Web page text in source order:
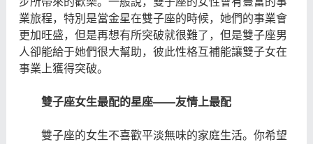
業旅程，特別是當金星在雙子座的時候，她們的事業會
更加旺盛，但是再想有所突破就很難了，但是雙子座男
人卻能給于她們很大幫助，彼此性格互補能讓雙子女在
事業上獲得突破。
雙子座女生最配的星座——友情上最配
雙子座的女生不喜歡平淡無味的家庭生活。你希望